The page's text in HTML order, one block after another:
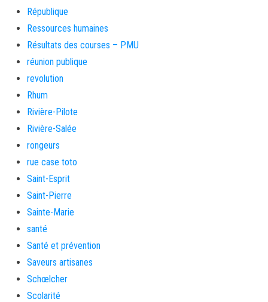
République
Ressources humaines
Résultats des courses – PMU
réunion publique
revolution
Rhum
Rivière-Pilote
Rivière-Salée
rongeurs
rue case toto
Saint-Esprit
Saint-Pierre
Sainte-Marie
santé
Santé et prévention
Saveurs artisanes
Schœlcher
Scolarité